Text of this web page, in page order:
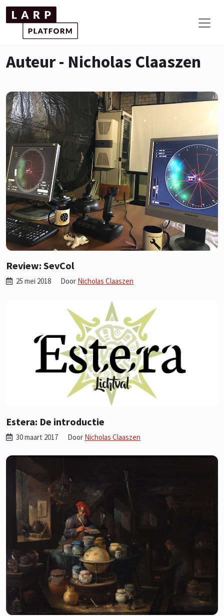
Auteur - Nicholas Claaszen
Review: SevCol
25 mei 2018 Door Nicholas Claaszen
Estera: De introductie
30 maart 2017 Door Nicholas Claaszen